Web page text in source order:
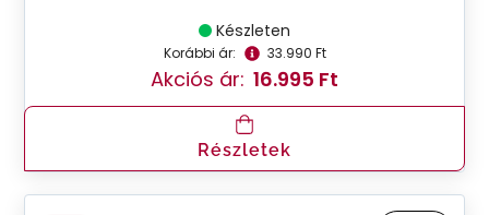
Készleten
Korábbi ár: 33.990 Ft
Akciós ár: 16.995 Ft
Részletek